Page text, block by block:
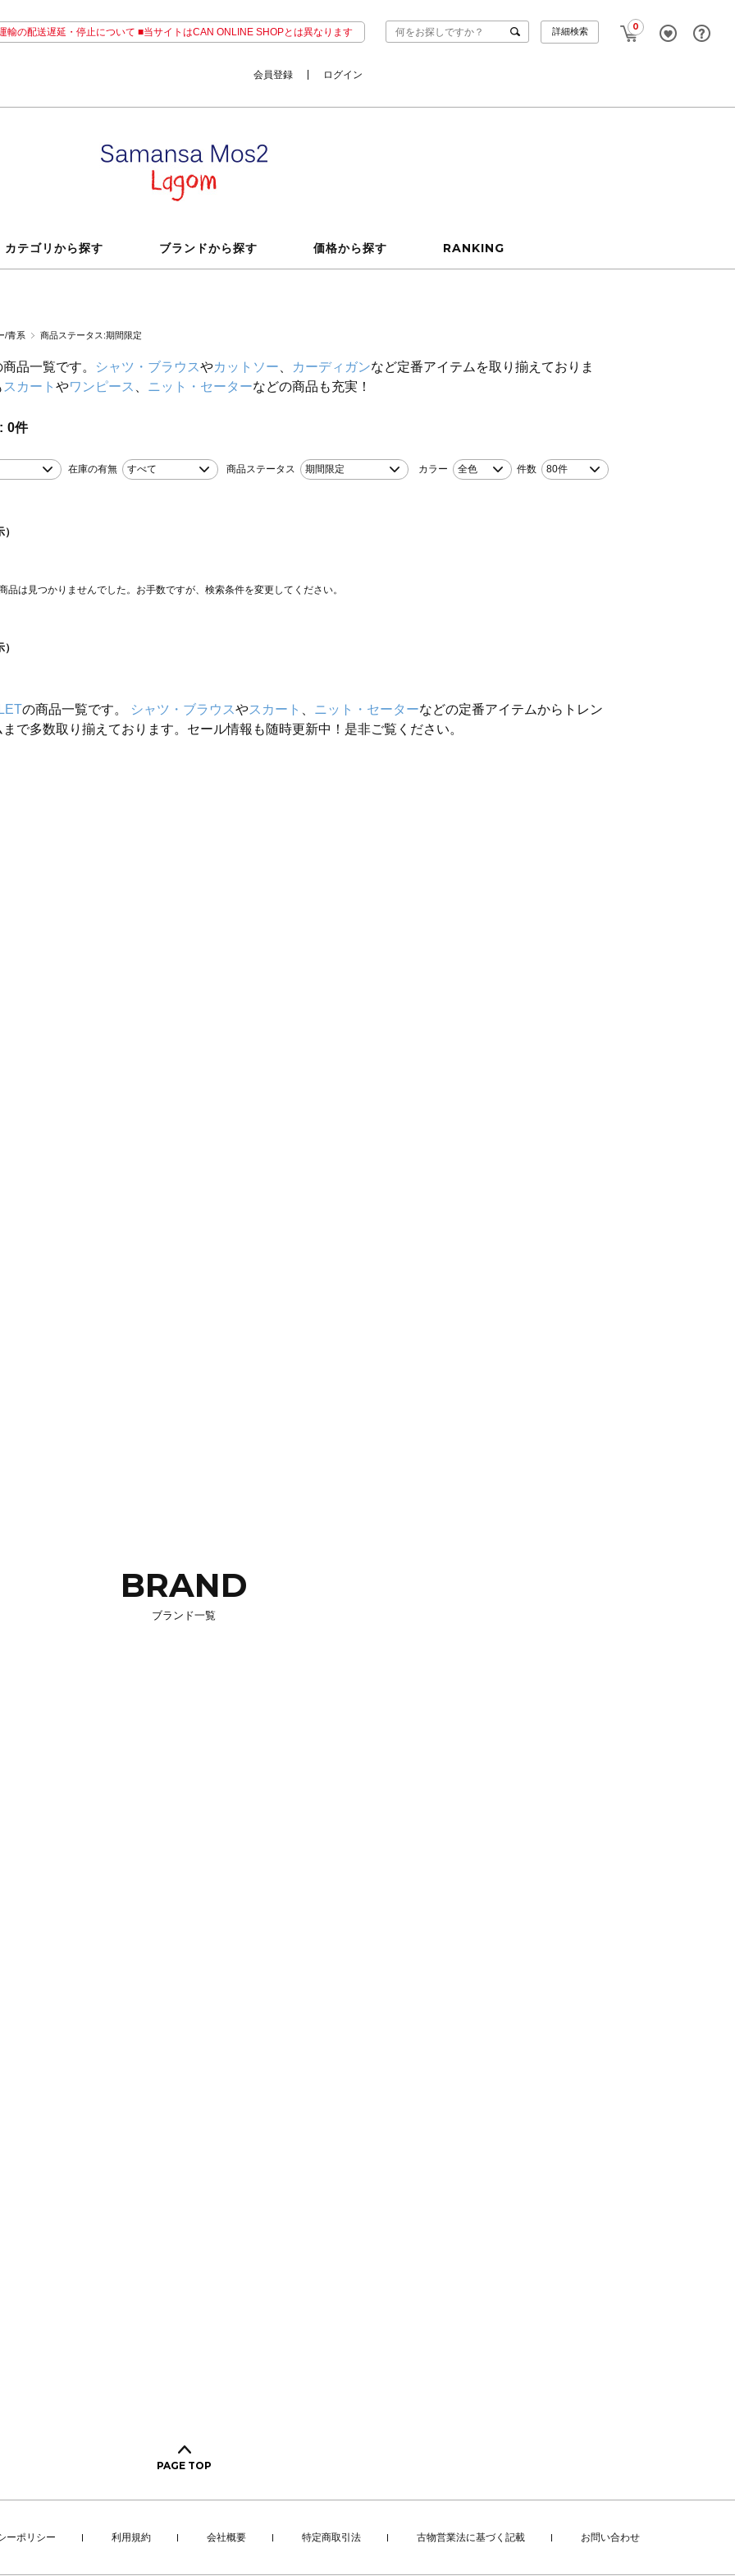
輸の配送遅延・停止について ■当サイトはCAN ONLINE SHOPとは異なります 0
詳細検索
会員登録 ログイン
カテゴリから探す ブランドから探す 価格から探す RANKING
/青系 商品ステータス:期間限定
商品一覧です。 シャツ・ブラウスやカットソー カーディガンなど定番アイテムを取り揃えておりま
スカート やワンピース ニット・セーターなどの商品も充実！
0件
在庫の有無 すべて 商品ステータス 期間限定 カラー 全色 件数 80件
品は見つかりませんでした。お手数ですが、検索条件を変更してください。
の商品一覧です。 シャツ・ブラウスやスカート ニット・セーターなどの定番アイテムからトレン
まで多数取り揃えております。セール情報も随時更新中！是非ご覧ください。
BRAND
ブランド一覧
PAGE TOP
ーポリシー 利用規約 会社概要 特定商取引法 古物営業法に基づく記載 お問い合わせ